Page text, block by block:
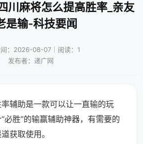
川麻将怎么提高胜率_亲友
是输-科技要闻
：2026-08-07｜阅读：1
发布者：递广网
辅助是一款可以让一直输的玩
必胜”的输赢辅助神器，有需要的
获取使用。